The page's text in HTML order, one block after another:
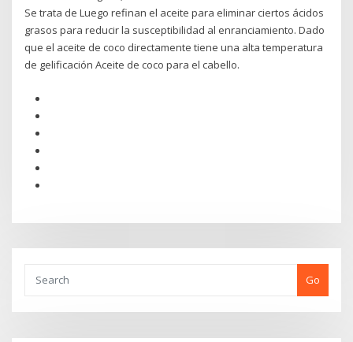
Se trata de Luego refinan el aceite para eliminar ciertos ácidos
grasos para reducir la susceptibilidad al enranciamiento. Dado
que el aceite de coco directamente tiene una alta temperatura
de gelificación Aceite de coco para el cabello.
Go